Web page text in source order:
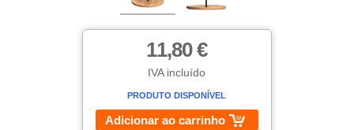
11,80 €
IVA incluído
PRODUTO DISPONÍVEL
Adicionar ao carrinho